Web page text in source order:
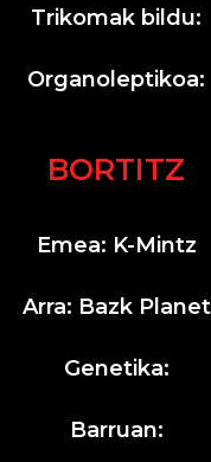
Trikomak bildu:
Organoleptikoa:
BORTITZ
Emea: K-Mintz
Arra: Bazk Planet
Genetika:
Barruan: